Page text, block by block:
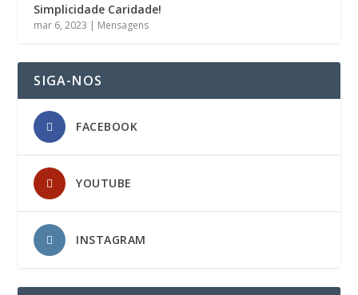
Simplicidade Caridade!
mar 6, 2023 | Mensagens
SIGA-NOS
FACEBOOK
YOUTUBE
INSTAGRAM